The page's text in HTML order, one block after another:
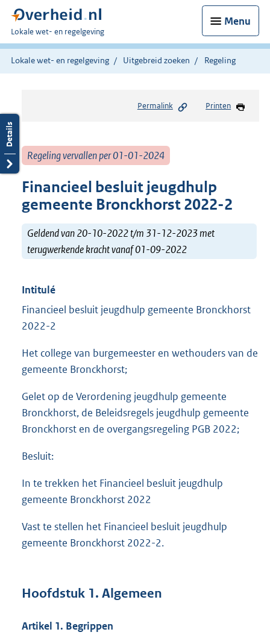
Menu
U
bent
hier:
Lokale wet- en regelgeving
Lokale wet- en regelgeving Uitgebreid zoeken Regeling
Permalink Printen
Regeling vervallen per 01-01-2024
Financieel besluit jeugdhulp
gemeente Bronckhorst 2022-2
Geldend van 20-10-2022 t/m 31-12-2023 met
terugwerkende kracht vanaf 01-09-2022
Intitulé
Financieel besluit jeugdhulp gemeente Bronckhorst
2022-2
Het college van burgemeester en wethouders van de
gemeente Bronckhorst;
Gelet op de Verordening jeugdhulp gemeente
Bronckhorst, de Beleidsregels jeugdhulp gemeente
Bronckhorst en de overgangsregeling PGB 2022;
Besluit:
In te trekken het Financieel besluit jeugdhulp
gemeente Bronckhorst 2022
Vast te stellen het Financieel besluit jeugdhulp
gemeente Bronckhorst 2022-2.
Hoofdstuk 1. Algemeen
Artikel 1. Begrippen